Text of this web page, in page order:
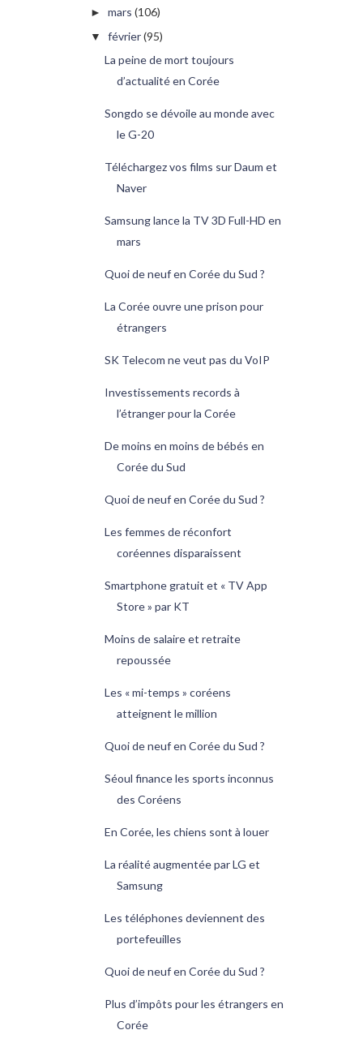
► mars (106)
▼ février(95)
La peine de mort toujours
d’actualité en Corée
Songdo se dévoile au monde avec
le G-20
Téléchargez vos films sur Daum et
Naver
Samsung lance la TV 3D Full-HD en
mars
Quoi de neuf en Corée du Sud ?
La Corée ouvre une prison pour
étrangers
SK Telecom ne veut pas du VoIP
Investissements records à
l’étranger pour la Corée
De moins en moins de bébés en
Corée du Sud
Quoi de neuf en Corée du Sud ?
Les femmes de réconfort
coréennes disparaissent
Smartphone gratuit et « TV App
Store » par KT
Moins de salaire et retraite
repoussée
Les « mi-temps » coréens
atteignent le million
Quoi de neuf en Corée du Sud ?
Séoul finance les sports inconnus
des Coréens
En Corée, les chiens sont à louer
La réalité augmentée par LG et
Samsung
Les téléphones deviennent des
portefeuilles
Quoi de neuf en Corée du Sud ?
Plus d’impôts pour les étrangers en
Corée